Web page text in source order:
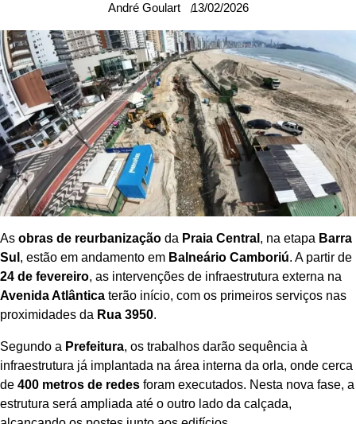
André Goulart 13/02/2026
As obras de reurbanização da Praia Central , na etapa Barra
Sul , estão em andamento em Balneário Camboriú. A partir de
24 de fevereiro, as intervenções de infraestrutura externa na
Avenida Atlântica terão início, com os primeiros serviços nas
proximidades da Rua 3950.
Segundo a Prefeitura, os trabalhos darão sequência à
infraestrutura já implantada na área interna da orla, onde cerca
de 400 metros de redes foram executados. Nesta nova fase, a
estrutura será ampliada até o outro lado da calçada,